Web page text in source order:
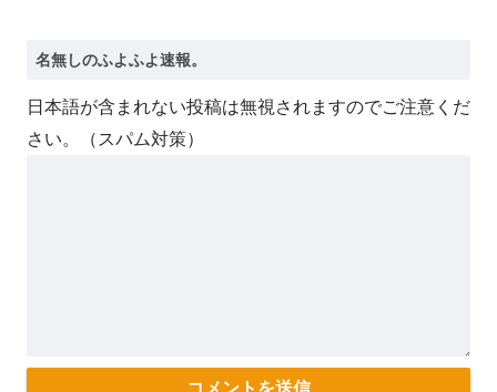
日本語が含まれない投稿は無視されますのでご注意くだ
さい。（スパム対策）